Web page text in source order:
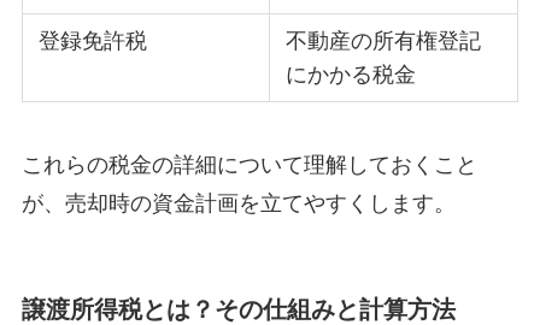
登録免許税
不動産の所有権登記
にかかる税金
これらの税金の詳細について理解しておくこと
が、売却時の資金計画を立てやすくします。
譲渡所得税とは？その仕組みと計算方法